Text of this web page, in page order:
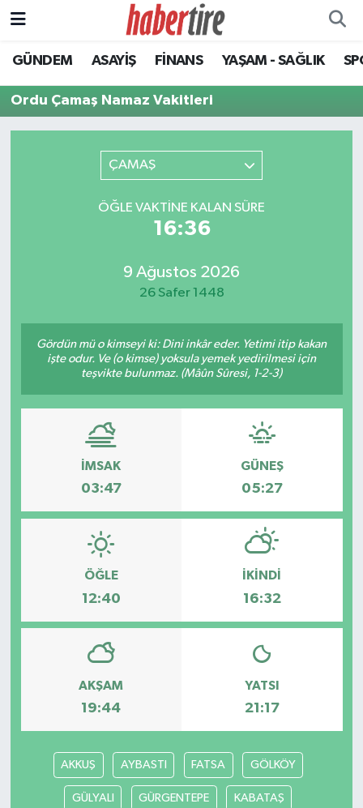
GÜNDEM ASAYİŞ FİNANS YAŞAM - SAĞLIK
Ordu Çamaş Namaz Vakitleri
ÇAMAŞ
ÖĞLE VAKTINE KALAN SÜRE
16:36
9 Ağustos 2026
26 Safer 1448
Gördün mü o kimseyi ki: Dini inkâr eder. Yetimi itip kakan
işte odur. Ve (o kimse) yoksula yemek yedirilmesi için
teşvikte bulunmaz. (Mâûn Sûresi, 1-2-3)
İMSAK
03:47
GÜNEŞ
05:27
ÖĞLE
12:40
İKINDI
16:32
AKŞAM
19:44
YATSI
21:17
AKKUŞ AYBASTI FATSA GÖLKÖY
GÜLYALI GÜRGENTEPE KABATAŞ
Tire Nöbetçi Eczaneler
Tire Hava Durumu
Son Dakika Haberleri